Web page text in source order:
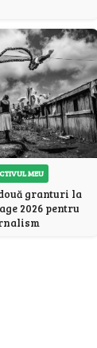
MEU
granturi la
2026 pentru